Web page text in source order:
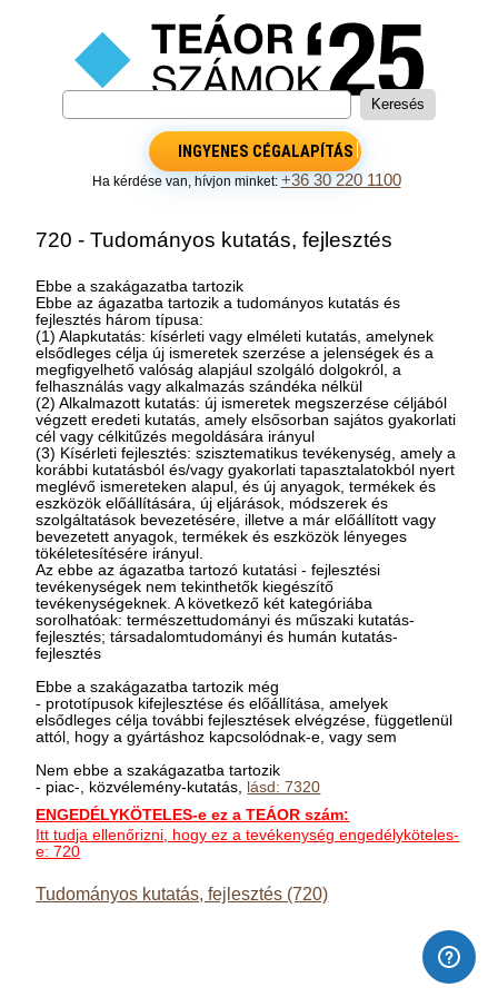
INGYENES CÉGALAPÍTÁS
Ha kérdése van, hívjon minket: +36 30 220 1100
720 - Tudományos kutatás, fejlesztés
Ebbe a szakágazatba tartozik
Ebbe az ágazatba tartozik a tudományos kutatás és
fejlesztés három típusa:
(1) Alapkutatás: kísérleti vagy elméleti kutatás, amelynek
elsődleges célja új ismeretek szerzése a jelenségek és a
megfigyelhető valóság alapjául szolgáló dolgokról, a
felhasználás vagy alkalmazás szándéka nélkül
(2) Alkalmazott kutatás: új ismeretek megszerzése céljából
végzett eredeti kutatás, amely elsősorban sajátos gyakorlati
cél vagy célkitűzés megoldására irányul
(3) Kísérleti fejlesztés: szisztematikus tevékenység, amely a
korábbi kutatásból és/vagy gyakorlati tapasztalatokból nyert
meglévő ismereteken alapul, és új anyagok, termékek és
eszközök előállítására, új eljárások, módszerek és
szolgáltatások bevezetésére, illetve a már előállított vagy
bevezetett anyagok, termékek és eszközök lényeges
tökéletesítésére irányul.
Az ebbe az ágazatba tartozó kutatási - fejlesztési
tevékenységek nem tekinthetők kiegészítő
tevékenységeknek. A következő két kategóriába
sorolhatóak: természettudományi és műszaki kutatás-
fejlesztés; társadalomtudományi és humán kutatás-
fejlesztés
Ebbe a szakágazatba tartozik még
- prototípusok kifejlesztése és előállítása, amelyek
elsődleges célja további fejlesztések elvégzése, függetlenül
attól, hogy a gyártáshoz kapcsolódnak-e, vagy sem
Nem ebbe a szakágazatba tartozik
- piac-, közvélemény-kutatás, lásd: 7320
ENGEDÉLYKÖTELES-e ez a TEÁOR szám:
Itt tudja ellenőrizni, hogy ez a tevékenység engedélyköteles-
e: 720
Tudományos kutatás, fejlesztés (720)